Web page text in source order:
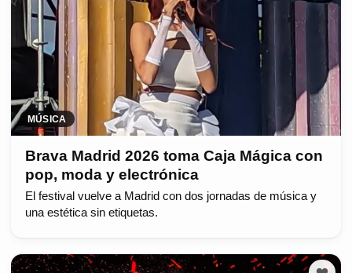
MÚSICA
Brava Madrid 2026 toma Caja Mágica con
pop, moda y electrónica
El festival vuelve a Madrid con dos jornadas de música y
una estética sin etiquetas.